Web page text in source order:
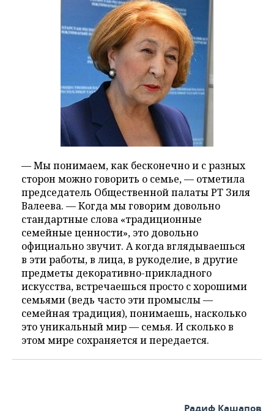
— Мы понимаем, как бесконечно и с разных
сторон можно говорить о семье, — отметила
председатель Общественной палаты РТ Зиля
Валеева. — Когда мы говорим довольно
стандартные слова «традиционные
семейные ценности», это довольно
официально звучит. А когда вглядываешься
в эти работы, в лица, в рукоделие, в другие
предметы декоративно-прикладного
искусства, встречаешься просто с хорошими
семьями (ведь часто эти промыслы —
семейная традиция), понимаешь, насколько
это уникальный мир — семья. И сколько в
этом мире сохраняется и передается.
Радиф Кашапов